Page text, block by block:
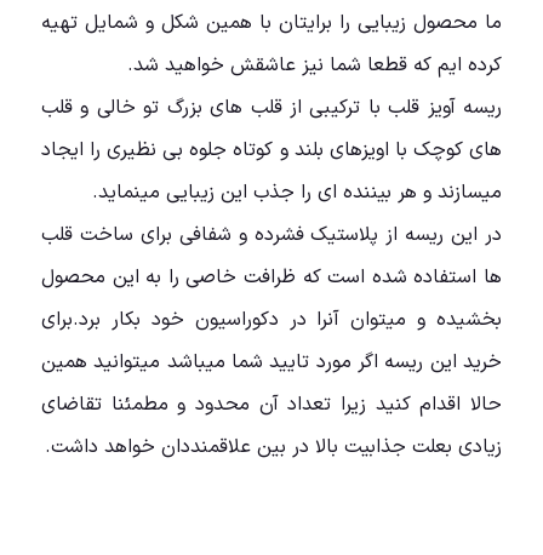
ما محصول زیبایی را برایتان با همین شکل و شمایل تهیه
کرده ایم که قطعا شما نیز عاشقش خواهید شد.
ریسه آویز قلب با ترکیبی از قلب های بزرگ تو خالی و قلب
های کوچک با اویزهای بلند و کوتاه جلوه بی نظیری را ایجاد
میسازند و هر بیننده ای را جذب این زیبایی مینماید.
در این ریسه از پلاستیک فشرده و شفافی برای ساخت قلب
ها استفاده شده است که ظرافت خاصی را به این محصول
بخشیده و میتوان آنرا در دکوراسیون خود بکار برد.برای
خرید این ریسه اگر مورد تایید شما میباشد میتوانید همین
حالا اقدام کنید زیرا تعداد آن محدود و مطمئنا تقاضای
زیادی بعلت جذابیت بالا در بین علاقمنددان خواهد داشت.